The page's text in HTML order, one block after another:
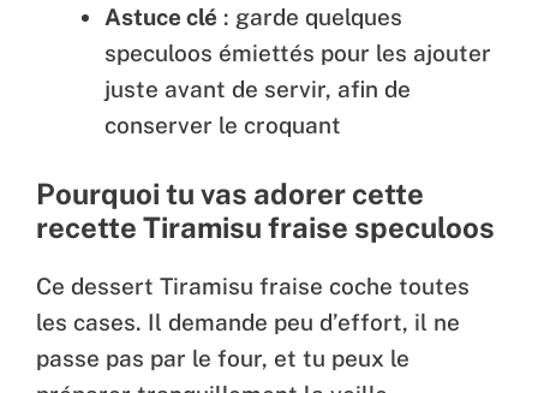
Astuce clé : garde quelques
speculoos émiettés pour les ajouter
juste avant de servir, afin de
conserver le croquant
Pourquoi tu vas adorer cette
recette Tiramisu fraise speculoos
Ce dessert Tiramisu fraise coche toutes
les cases. Il demande peu d’effort, il ne
passe pas par le four, et tu peux le